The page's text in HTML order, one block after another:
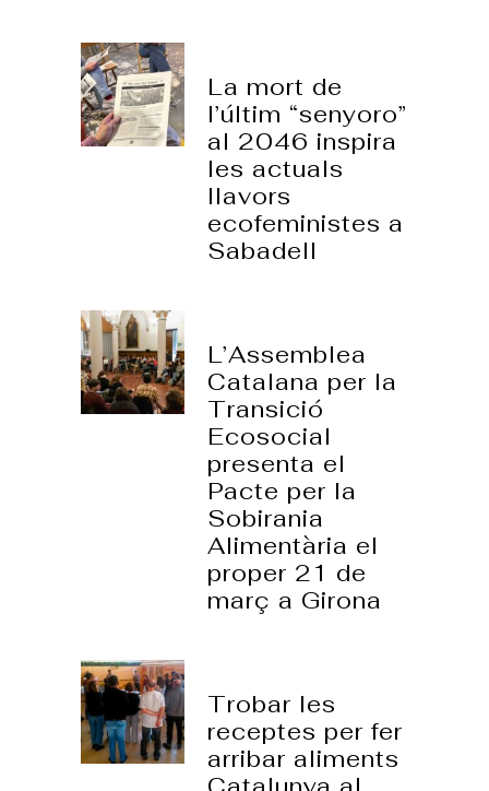
La mort de
l’últim “senyoro”
al 2046 inspira
les actuals
llavors
ecofeministes a
Sabadell
L’Assemblea
Catalana per la
Transició
Ecosocial
presenta el
Pacte per la
Sobirania
Alimentària el
proper 21 de
març a Girona
Trobar les
receptes per fer
arribar aliments